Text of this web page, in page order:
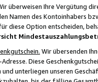
überweisen Ihre Vergütung
Namen des Kontoinhabers
diese Option entscheiden,
Wir übersenden
Diese
unterliegen unseren